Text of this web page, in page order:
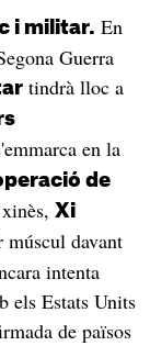
i militar. En
Guerra
tindrà lloc a
en la
de
Xi
davant
intenta
els Estats Units
de països